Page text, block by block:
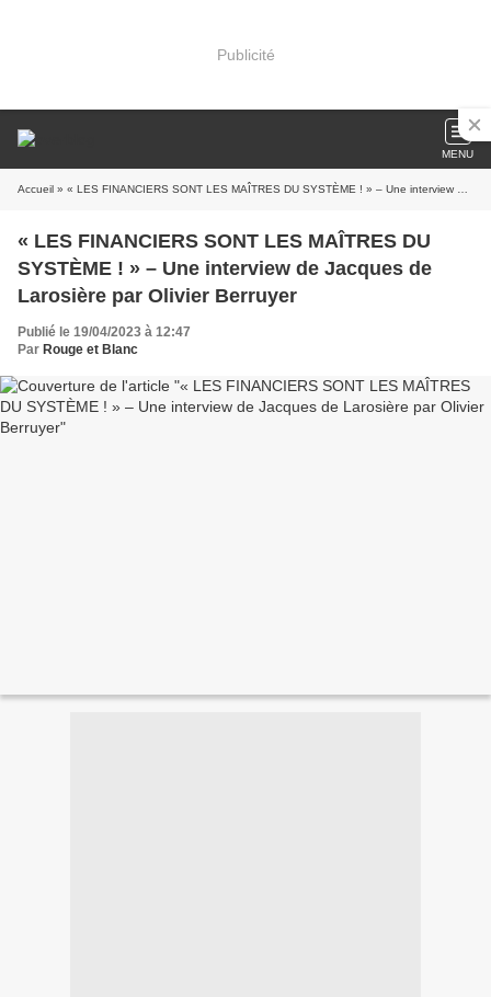
Publicité
MENU
Accueil » « LES FINANCIERS SONT LES MAÎTRES DU SYSTÈME ! » – Une interview de Jacques de Larosière par Olivier Berruyer
« LES FINANCIERS SONT LES MAÎTRES DU
SYSTÈME ! » – Une interview de Jacques de
Larosière par Olivier Berruyer
Publié le 19/04/2023 à 12:47
Par Rouge et Blanc